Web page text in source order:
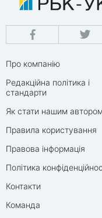
Про компанію
Редакційна політика і
стандарти
Як стати нашим
Правила користування
Правова інформація
Політика
Контакти
Команда